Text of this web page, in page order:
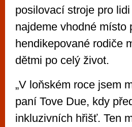
posilovací stroje pro
najdeme vhodné místo
hendikepované rodiče
dětmi po celý život.
„V loňském roce jsem
paní Tove Due, kdy
inkluzivních hřišť. Ten